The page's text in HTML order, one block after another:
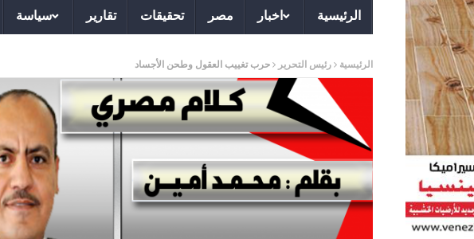
الرئيسية اخبار مصر تحقيقات تقارير سياسة
الرئيسية رئيس التحرير حرب تغييب العقول وطحن الأجساد